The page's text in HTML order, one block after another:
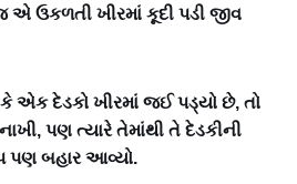
એ ઉકળતી ખીરમાં કૂદી પડી જીવ
એક દેડકો ખીરમાં જઈ પડ્યો છે, તો
પણ ત્યારે તેમાંથી તે દેડકીની
પણ બહાર આવ્યો.